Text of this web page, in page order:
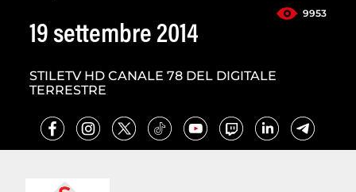
9953
19 settembre 2014
STILETV HD CANALE 78 DEL DIGITALE
TERRESTRE